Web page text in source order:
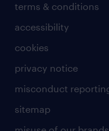
terms & conditions
accessibility
cookies
privacy notice
misconduct
sitemap